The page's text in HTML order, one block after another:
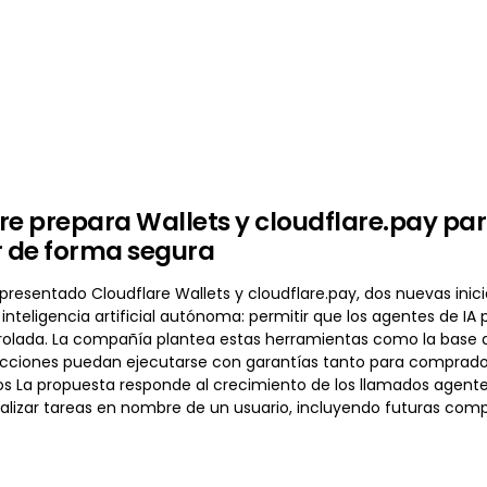
prepara Wallets y cloudflare.pay
forma segura
Cloudflare Wallets y cloudflare.pay, dos nuevas
artificial autónoma: permitir que los agentes de
La compañía plantea estas herramientas como la
puedan ejecutarse con garantías tanto para
La propuesta responde al crecimiento de los llamados
tareas en nombre de un usuario, incluyendo futuras